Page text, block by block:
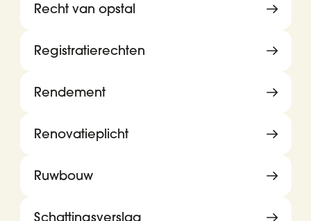
Recht van opstal
Registratierechten
Rendement
Renovatieplicht
Ruwbouw
Schattingsverslag